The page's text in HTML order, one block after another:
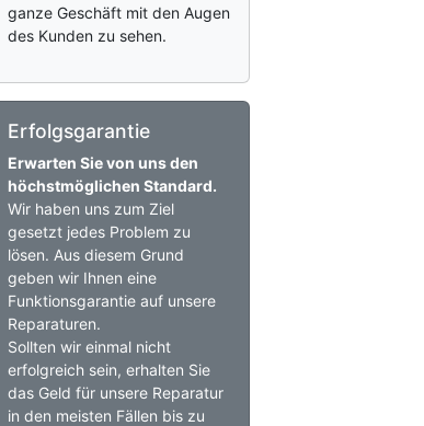
ganze Geschäft mit den Augen
des Kunden zu sehen.
Erfolgsgarantie
Erwarten Sie von uns den
höchstmöglichen Standard.
Wir haben uns zum Ziel
gesetzt jedes Problem zu
lösen. Aus diesem Grund
geben wir Ihnen eine
Funktionsgarantie auf unsere
Reparaturen.
Sollten wir einmal nicht
erfolgreich sein, erhalten Sie
das Geld für unsere Reparatur
in den meisten Fällen bis zu